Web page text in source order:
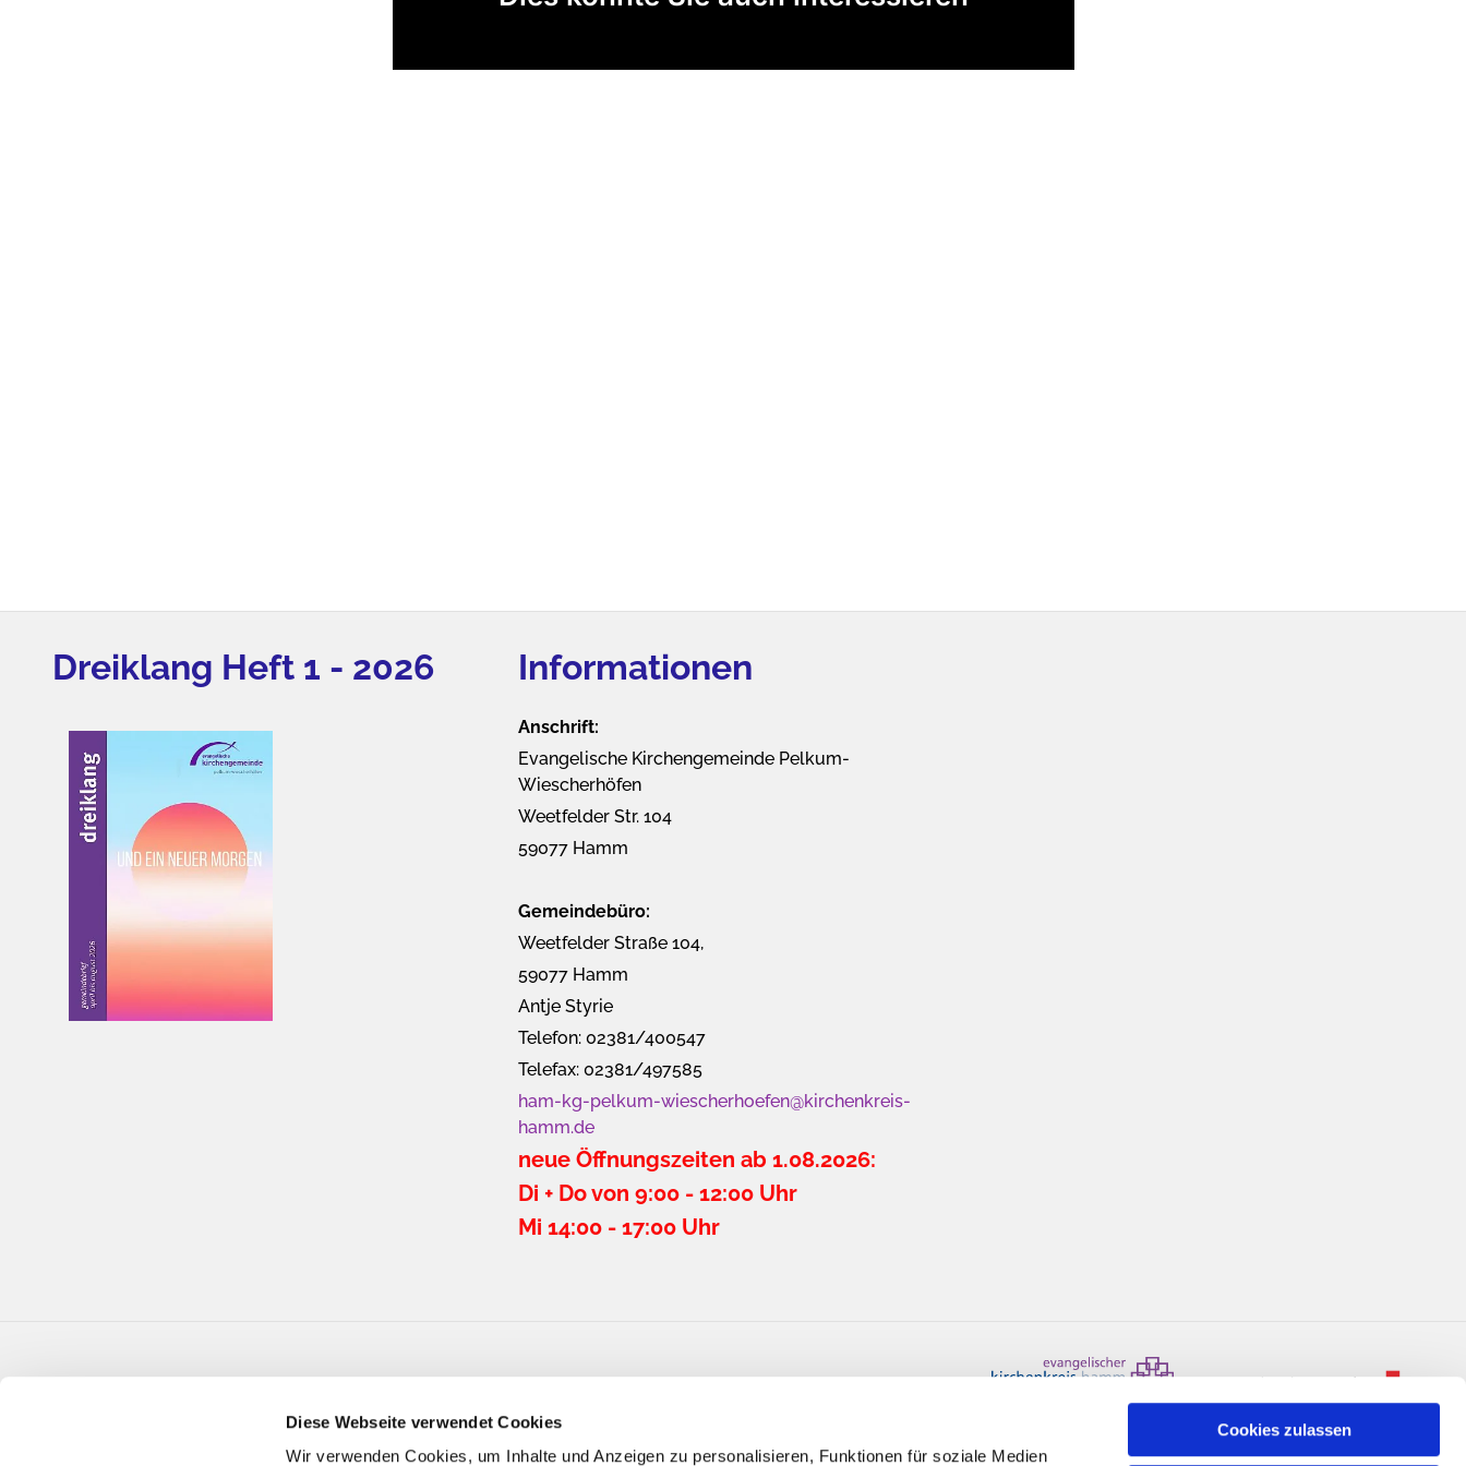
Diese Webseite verwendet Cookies
Wir verwenden Cookies, um Inhalte und Anzeigen zu personalisieren, Funktionen für soziale Medien
Cookies zulassen
Dreiklang Heft 1 - 2026 Informationen
Anschrift:
Evangelische Kirchengemeinde Pelkum-
Wiescherhöfen
Weetfelder Str. 104
59077 Hamm
Gemeindebüro:
Weetfelder Straße 104,
59077 Hamm
Antje Styrie
Telefon: 02381/400547
Telefax: 02381/497585
ham-kg-pelkum-wiescherhoefen@kirchenkreis-
hamm.de
neue Öffnungszeiten ab 1.08.2026:
Di + Do von 9:00 - 12:00 Uhr
Mi 14:00 - 17:00 Uhr